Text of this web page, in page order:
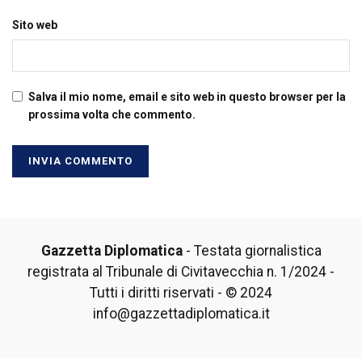
Sito web
Salva il mio nome, email e sito web in questo browser per la
prossima volta che commento.
Gazzetta Diplomatica- Testata giornalistica
registrata al Tribunale di Civitavecchia n. 1/2024 -
Tutti i diritti riservati - © 2024
info@gazzettadiplomatica.it